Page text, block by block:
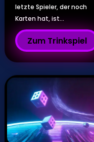
letzte Spieler, der noch
Karten hat, ist...
Zum Trinkspiel